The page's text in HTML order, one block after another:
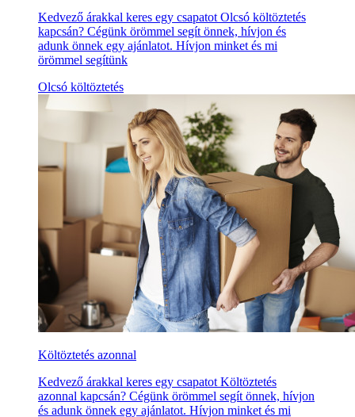
Kedvező árakkal keres egy csapatot Olcsó költöztetés
kapcsán? Cégünk örömmel segít önnek, hívjon és
adunk önnek egy ajánlatot. Hívjon minket és mi
örömmel segítünk
Olcsó költöztetés
Költöztetés azonnal
Kedvező árakkal keres egy csapatot Költöztetés
azonnal kapcsán? Cégünk örömmel segít önnek, hívjon
és adunk önnek egy ajánlatot. Hívjon minket és mi